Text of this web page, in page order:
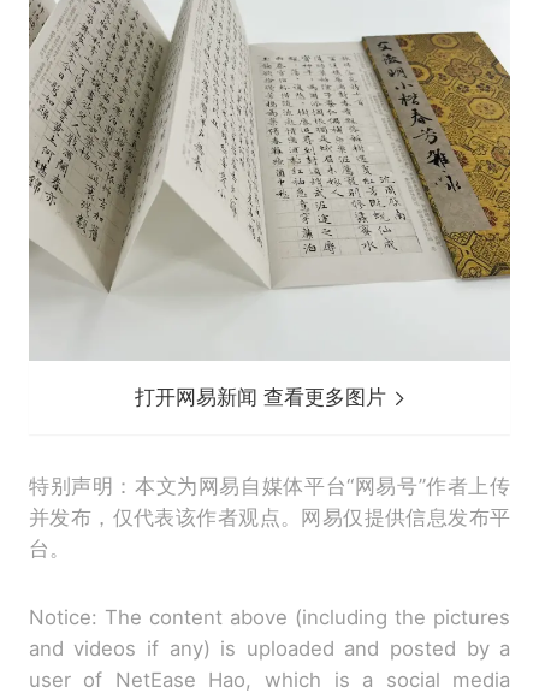
打开网易新闻 查看更多图片
特别声明：本文为网易自媒体平台“网易号”作者上传
并发布，仅代表该作者观点。网易仅提供信息发布平
台。
Notice: The content above (including the pictures
and videos if any) is uploaded and posted by a
user of NetEase Hao, which is a social media